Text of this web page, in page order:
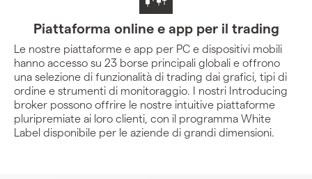
Piattaforma online e app per il trading
Le nostre piattaforme e app per PC e dispositivi mobili
hanno accesso su 23 borse principali globali e offrono
una selezione di funzionalità di trading dai grafici, tipi di
ordine e strumenti di monitoraggio. I nostri Introducing
broker possono offrire le nostre intuitive piattaforme
pluripremiate ai loro clienti, con il programma White
Label disponibile per le aziende di grandi dimensioni.